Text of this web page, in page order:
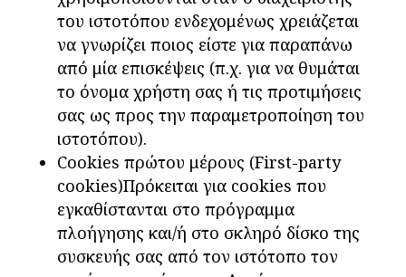
του ιστοτόπου ενδεχομένως χρειάζεται
να γνωρίζει ποιος είστε για παραπάνω
από μία επισκέψεις (π.χ. για να θυμάται
το όνομα χρήστη σας ή τις προτιμήσεις
σας ως προς την παραμετροποίηση του
ιστοτόπου).
Cookies πρώτου μέρους (First-party
cookies)Πρόκειται για cookies που
εγκαθίστανται στο πρόγραμμα
πλοήγησης και/ή στο σκληρό δίσκο της
συσκευής σας από τον ιστότοπο τον